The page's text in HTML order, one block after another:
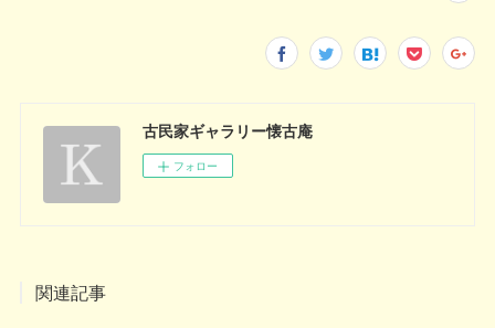
古民家ギャラリー懐古庵
フォロー
関連記事